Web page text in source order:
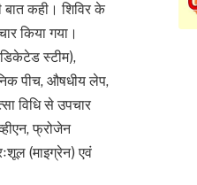
बात कही। शिविर के
किया गया।
स्टीम),
पीच, औषधीय लेप,
विधि से उपचार
फ्रोजेन
(माइग्रेन) एवं